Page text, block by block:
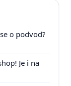
o podvod?
Je i na